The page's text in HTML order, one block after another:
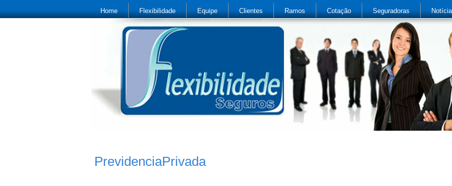
Home Flexibilidade Equipe Clientes Ramos Cotação Seguradoras
PrevidenciaPrivada